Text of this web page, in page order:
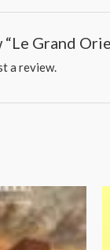
Grand
a review.